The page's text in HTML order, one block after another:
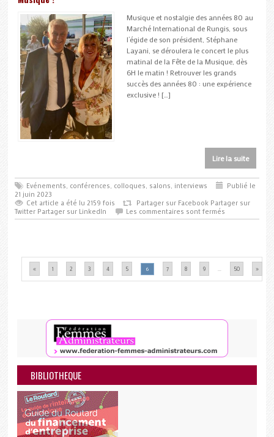
Musique et nostalgie des années 80 au
Marché International de Rungis, sous
l’égide de son président, Stéphane
Layani, se déroulera le concert le plus
matinal de la Fête de la Musique, dès
6H le matin ! Retrouver les grands
succès des années 80 : une expérience
exclusive ! […]
Lire la suite
Evénements, conférences, colloques, salons, interviews
Publié le
21 juin 2023
Cet article a été lu 2159 fois
Partager sur Facebook Partager sur
Twitter Partager sur LinkedIn Les commentaires sont fermés
« 1 2 3 4 5 6 7 8 9 50 »
BIBLIOTHEQUE